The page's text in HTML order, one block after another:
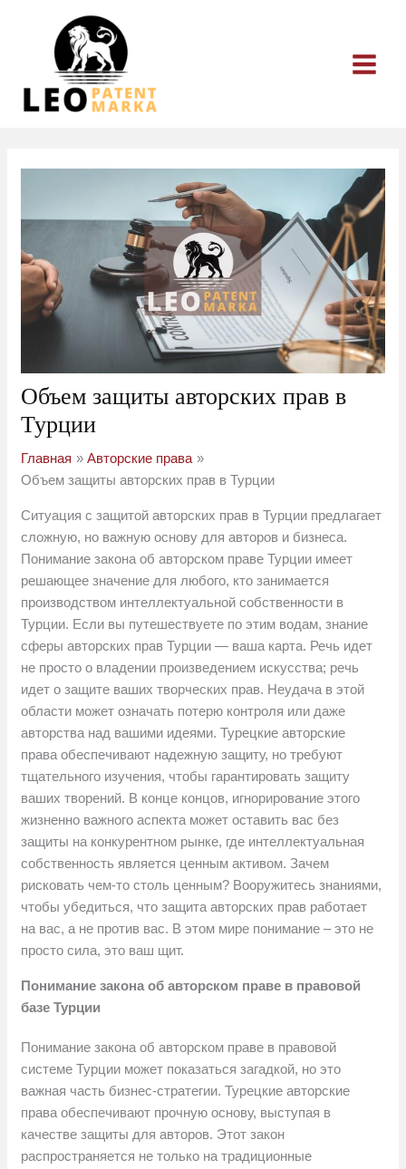
содержимому
Объем защиты авторских прав в
Турции
Главная
Авторские права
Объем защиты авторских прав в Турции
Ситуация с защитой авторских прав в Турции предлагает
сложную, но важную основу для авторов и бизнеса.
Понимание закона об авторском праве Турции имеет
решающее значение для любого, кто занимается
производством интеллектуальной собственности в
Турции. Если вы путешествуете по этим водам, знание
сферы авторских прав Турции — ваша карта. Речь идет
не просто о владении произведением искусства; речь
идет о защите ваших творческих прав. Неудача в этой
области может означать потерю контроля или даже
авторства над вашими идеями. Турецкие авторские
права обеспечивают надежную защиту, но требуют
тщательного изучения, чтобы гарантировать защиту
ваших творений. В конце концов, игнорирование этого
жизненно важного аспекта может оставить вас без
защиты на конкурентном рынке, где интеллектуальная
собственность является ценным активом. Зачем
рисковать чем-то столь ценным? Вооружитесь знаниями,
чтобы убедиться, что защита авторских прав работает
на вас, а не против вас. В этом мире понимание – это не
просто сила, это ваш щит.
Понимание закона об авторском праве в правовой
базе Турции
Понимание закона об авторском праве в правовой
системе Турции может показаться загадкой, но это
важная часть бизнес-стратегии. Турецкие авторские
права обеспечивают прочную основу, выступая в
качестве защиты для авторов. Этот закон
распространяется не только на традиционные